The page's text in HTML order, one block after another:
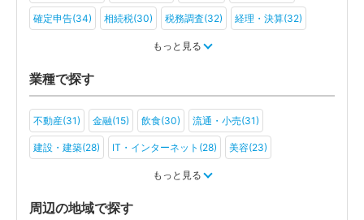
確定申告(34) 相続税(30) 税務調査(32) 経理・決算(32)
もっと見る
業種で探す
不動産(31) 金融(15) 飲食(30) 流通・小売(31)
建設・建築(28) IT・インターネット(28) 美容(23)
教育(17) 医療・福祉(25)
旅行・ホテル(15) アミューズメント・レジャー(18)
もっと見る
周辺の地域で探す